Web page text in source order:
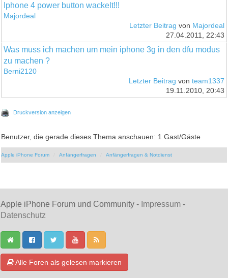
Iphone 4 power button wackelt!!!
Majordeal
Letzter Beitrag von Majordeal
27.04.2011, 22:43
Was muss ich machen um mein iphone 3g in den dfu modus
zu machen ?
Berni2120
Letzter Beitrag von team1337
19.11.2010, 20:43
Druckversion anzeigen
Benutzer, die gerade dieses Thema anschauen: 1 Gast/Gäste
Apple iPhone Forum Anfängerfragen Anfängerfragen & Notdienst
Apple iPhone Forum und Community - Impressum -
Datenschutz
Alle Foren als gelesen markieren